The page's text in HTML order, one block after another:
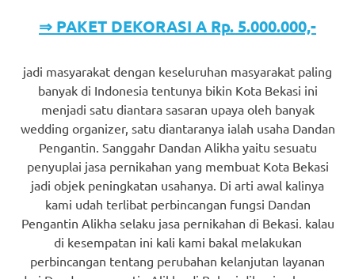
⇒ PAKET DEKORASI A Rp. 5.000.000,-
jadi masyarakat dengan keseluruhan masyarakat paling
banyak di Indonesia tentunya bikin Kota Bekasi ini
menjadi satu diantara sasaran upaya oleh banyak
wedding organizer, satu diantaranya ialah usaha Dandan
Pengantin. Sanggahr Dandan Alikha yaitu sesuatu
penyuplai jasa pernikahan yang membuat Kota Bekasi
jadi objek peningkatan usahanya. Di arti awal kalinya
kami udah terlibat perbincangan fungsi Dandan
Pengantin Alikha selaku jasa pernikahan di Bekasi. kalau
di kesempatan ini kali kami bakal melakukan
perbincangan tentang perubahan kelanjutan layanan